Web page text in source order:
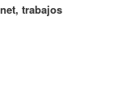
trabajos